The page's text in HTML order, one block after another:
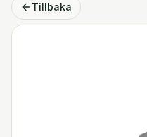
Tillbaka